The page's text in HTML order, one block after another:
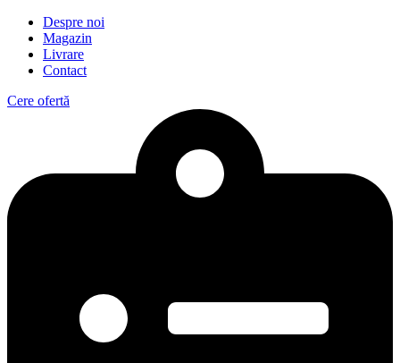
Despre noi
Magazin
Livrare
Contact
Cere ofertă